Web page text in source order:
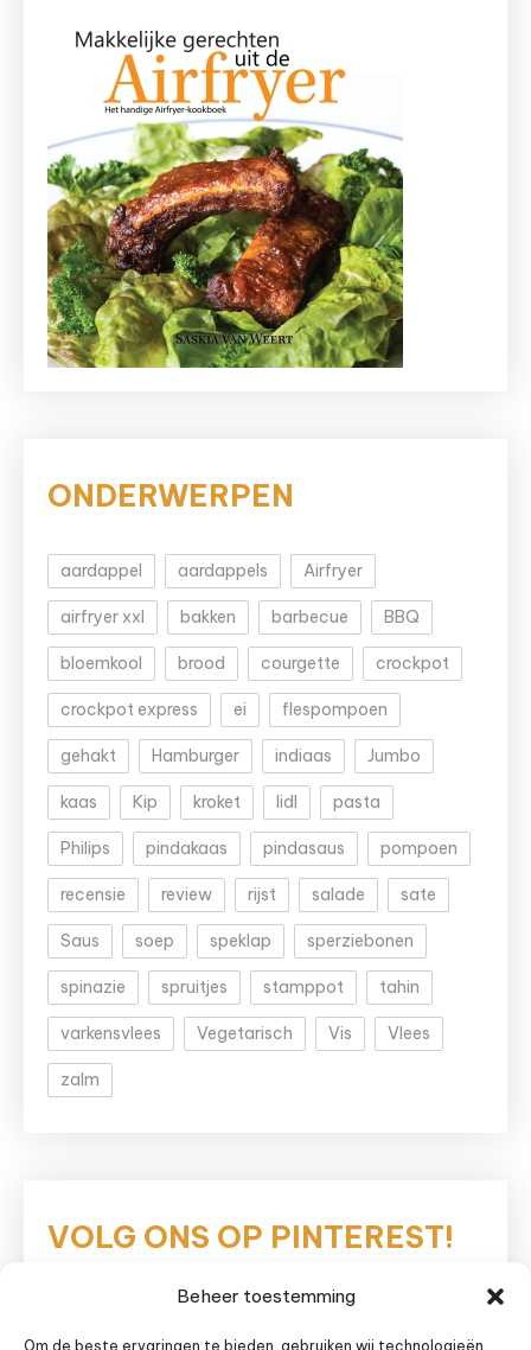
Beheer toestemming
Om de beste ervaringen te bieden, gebruiken wij technologieën
ONDERWERPEN
aardappel aardappels Airfryer
airfryer xxl bakken barbecue BBQ
bloemkool brood courgette crockpot
crockpot express ei flespompoen
gehakt Hamburger indiaas Jumbo
kaas Kip kroket lidl pasta
Philips pindakaas pindasaus pompoen
recensie review rijst salade sate
Saus soep speklap sperziebonen
spinazie spruitjes stamppot tahin
varkensvlees Vegetarisch Vis Vlees
zalm
VOLG ONS OP PINTEREST!